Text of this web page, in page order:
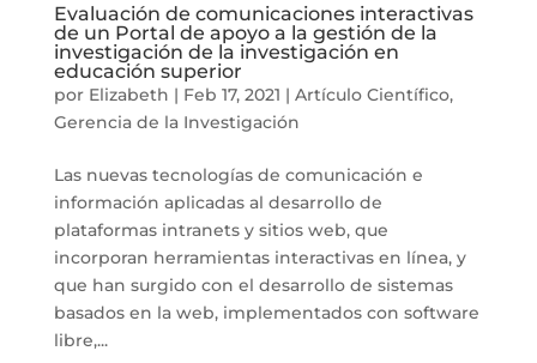
Evaluación de comunicaciones interactivas
de un Portal de apoyo a la gestión de la
investigación de la investigación en
educación superior
por Elizabeth | Feb 17, 2021 | Artículo Científico,
Gerencia de la Investigación
Las nuevas tecnologías de comunicación e
información aplicadas al desarrollo de
plataformas intranets y sitios web, que
incorporan herramientas interactivas en línea, y
que han surgido con el desarrollo de sistemas
basados en la web, implementados con software
libre,...